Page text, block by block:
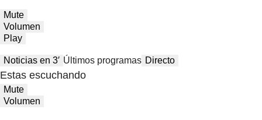
Mute
Volumen
Play
Noticias en 3′ Últimos programas Directo
Estas escuchando
Mute
Volumen